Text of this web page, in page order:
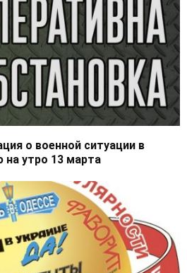
о военной ситуации в
на утро 13 марта